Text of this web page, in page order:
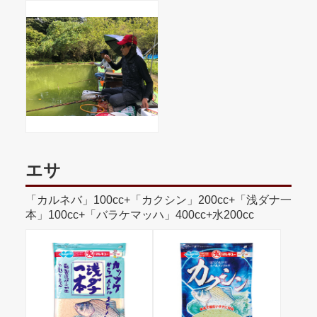
エサ
「カルネバ」100cc+「カクシン」200cc+「浅ダナ一
本」100cc+「バラケマッハ」400cc+水200cc